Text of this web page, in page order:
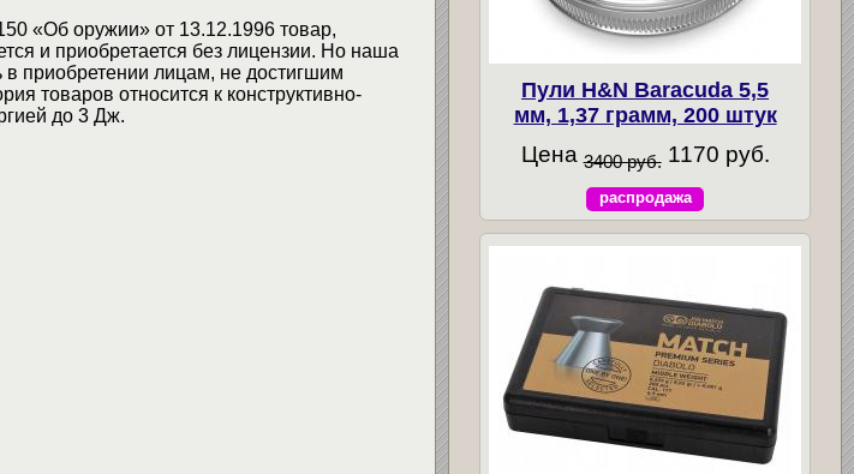
«Об оружии» от 13.12.1996 товар,
и приобретается без лицензии. Но наша
в приобретении лицам, не достигшим
товаров относится к конструктивно-
до 3 Дж.
Пули H&N Baracuda 5,5
мм, 1,37 грамм, 200 штук
Цена 3400 руб. 1170 руб.
распродажа